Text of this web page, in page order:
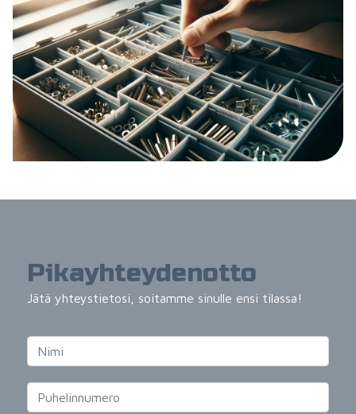
Pikayhteydenotto
Jätä yhteystietosi, soitamme sinulle ensi tilassa!